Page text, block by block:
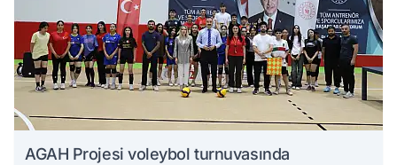
AGAH Projesi voleybol turnuvasında